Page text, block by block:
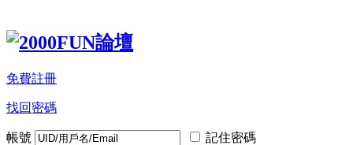
免費註冊
找回密碼
帳號 記住密碼